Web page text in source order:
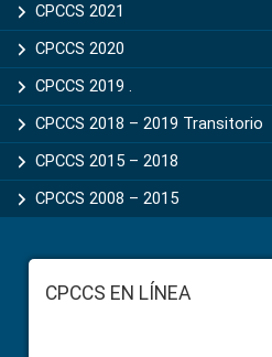
CPCCS 2021
CPCCS 2020
CPCCS 2019 .
CPCCS 2018 – 2019 Transitorio
CPCCS 2015 – 2018
CPCCS 2008 – 2015
FooterCPCCS EN LÍNEA